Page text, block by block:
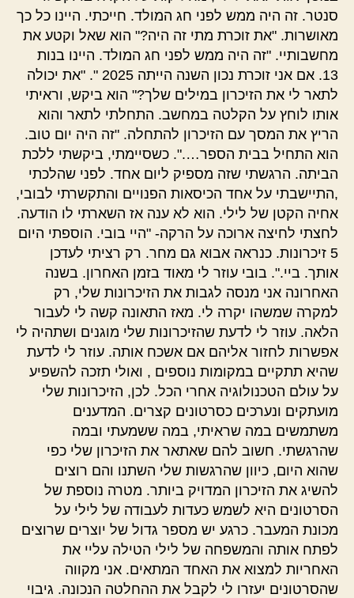
סנטר. זה היה ממש לפני חג המולד. חייכתי. היינו כל כך
מאושרות. "את זוכרת מתי זה היה?" הוא שאל וקטע את
מחשבותיי. "זה היה ממש לפני חג המולד. היינו בנות
13. אם אני זוכרת נכון השנה הייתה 2025 ". "את יכולה
לתאר לי את הזיכרון במילים שלך?" הוא ביקש, וראיתי
אותו לוחץ על הקלטה במחשב. התחלתי לתאר והוא
הריץ את המסך עם הזיכרון להתחלה. "זה היה יום טוב.
הוא התחיל בבית הספר….". כשסיימתי, ביקשתי ללכת
הביתה. הרגשתי שזה מספיק ליום אחד. לפני שהלכתי
,התיישבתי על אחד הכיסאות הפנויים והתקשרתי לבובי,
אחיה הקטן של לילי. הוא לא ענה אז השארתי לו הודעה.
לחצתי לחיצה ארוכה על הרקה- "היי בובי. הוספתי היום
5 זיכרונות. כנראה אבוא גם מחר. רק רציתי לעדכן
אותך. ביי.". בובי עוזר לי מאוד בזמן האחרון. בשנה
האחרונה אני מנסה לגבות את הזיכרונות שלי, רק
למקרה שמשהו יקרה לי. מאז התאונה קשה לי לעבור
הלאה. עוזר לי לדעת שהזיכרונות שלי מוגנים ושתהיה לי
אפשרות לחזור אליהם אם אשכח אותה. עוזר לי לדעת
שהיא תתקיים במקומות נוספים , ואולי תזכה להשפיע
על עולם הטכנולוגיה אחרי הכל. לכן, הזיכרונות שלי
מועתקים ונערכים כסרטונים קצרים. המדענים
משתמשים במה שראיתי, במה ששמעתי ובמה
שהרגשתי. חשוב להם שאתאר את הזיכרון שלי כפי
שהוא היום, כיוון שהרגשות שלי השתנו והם רוצים
להשיג את הזיכרון המדויק ביותר. מטרה נוספת של
הסרטונים היא לשמש כעדות לעבודה של לילי על
מכונת המעבר. כרגע יש מספר גדול של יוצרים שרוצים
לפתח אותה והמשפחה של לילי הטילה עליי את
האחריות למצוא את האחד המתאים. אני מקווה
שהסרטונים יעזרו לי לקבל את ההחלטה הנכונה. גיבוי